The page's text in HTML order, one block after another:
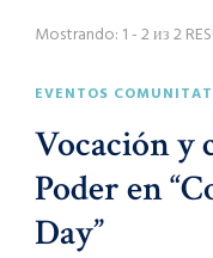
Mostrando: 1 - 2 из 2
EVENTOS
Vocación y
Poder en
Day”